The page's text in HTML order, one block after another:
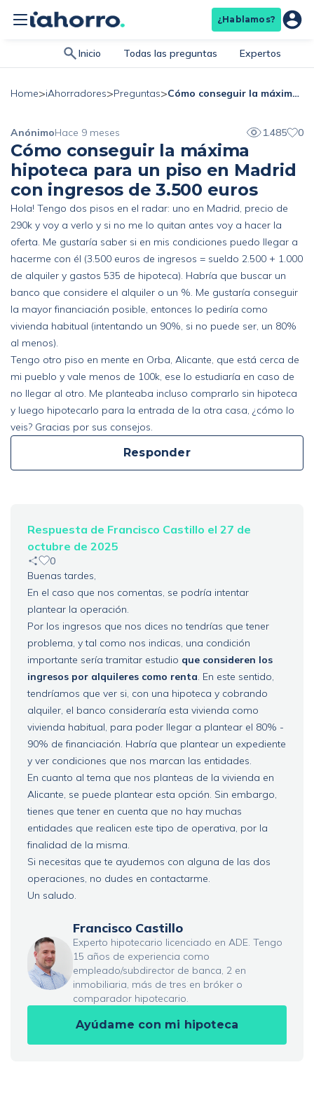
¿Hablamos?
Inicio Todas las preguntas Expertos
Home>iAhorradores>Preguntas> Cómo conseguir la máxima hipoteca para un piso en Madrid con ingresos de 3.500 euros
AnónimoHace 9 meses 1.485 0
Cómo conseguir la máxima
hipoteca para un piso en Madrid
con ingresos de 3.500 euros
Hola! Tengo dos pisos en el radar: uno en Madrid, precio de
290k y voy a verlo y si no me lo quitan antes voy a hacer la
oferta. Me gustaría saber si en mis condiciones puedo llegar a
hacerme con él (3.500 euros de ingresos = sueldo 2.500 + 1.000
de alquiler y gastos 535 de hipoteca). Habría que buscar un
banco que considere el alquiler o un %. Me gustaría conseguir
la mayor financiación posible, entonces lo pediría como
vivienda habitual (intentando un 90%, si no puede ser, un 80%
al menos).
Tengo otro piso en mente en Orba, Alicante, que está cerca de
mi pueblo y vale menos de 100k, ese lo estudiaría en caso de
no llegar al otro. Me planteaba incluso comprarlo sin hipoteca
y luego hipotecarlo para la entrada de la otra casa, ¿cómo lo
veis? Gracias por sus consejos.
Responder
Respuesta de Francisco Castillo el 27 de
octubre de 2025
0
Buenas tardes,
En el caso que nos comentas, se podría intentar
plantear la operación.
Por los ingresos que nos dices no tendrías que tener
problema, y tal como nos indicas, una condición
importante sería tramitar estudio que consideren los
ingresos por alquileres como renta. En este sentido,
tendríamos que ver si, con una hipoteca y cobrando
alquiler, el banco consideraría esta vivienda como
vivienda habitual, para poder llegar a plantear el 80% -
90% de financiación. Habría que plantear un expediente
y ver condiciones que nos marcan las entidades.
En cuanto al tema que nos planteas de la vivienda en
Alicante, se puede plantear esta opción. Sin embargo,
tienes que tener en cuenta que no hay muchas
entidades que realicen este tipo de operativa, por la
finalidad de la misma.
Si necesitas que te ayudemos con alguna de las dos
operaciones, no dudes en contactarme.
Un saludo.
Francisco Castillo
Experto hipotecario licenciado en ADE. Tengo
15 años de experiencia como
empleado/subdirector de banca, 2 en
inmobiliaria, más de tres en bróker o
comparador hipotecario.
Ayúdame con mi hipoteca